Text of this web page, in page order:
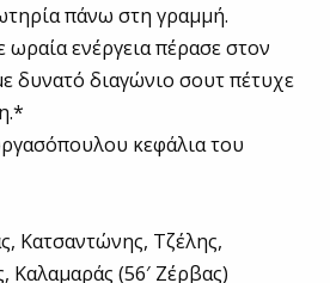
πάνω στη γραμμή.
ενέργεια πέρασε στον
δυνατό διαγώνιο σουτ πέτυχε
κεφάλια του
Κατσαντώνης, Τζέλης,
(56′ Ζέρβας)